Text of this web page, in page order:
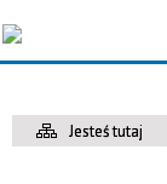
Jesteś tutaj